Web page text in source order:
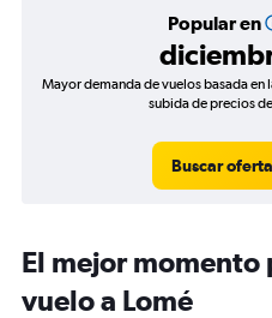
Popular en
Mayor demanda de vuelos basada en
subida de precios
Buscar
El mejor momento
vuelo a Lomé